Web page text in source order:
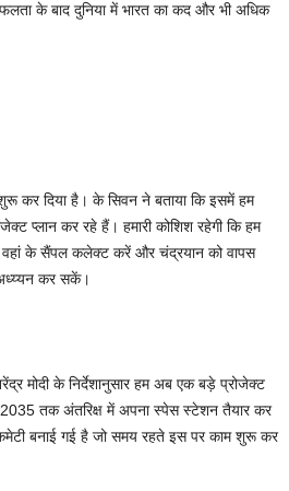
के बाद दुनिया में भारत का कद और भी अधिक
कर दिया है। के सिवन ने बताया कि इसमें हम
प्लान कर रहे हैं। हमारी कोशिश रहेगी कि हम
वहां के सैंपल कलेक्ट करें और चंद्रयान को वापस
कर सकें।
मोदी के निर्देशानुसार हम अब एक बड़े प्रोजेक्ट
तक अंतरिक्ष में अपना स्पेस स्टेशन तैयार कर
बनाई गई है जो समय रहते इस पर काम शुरू कर